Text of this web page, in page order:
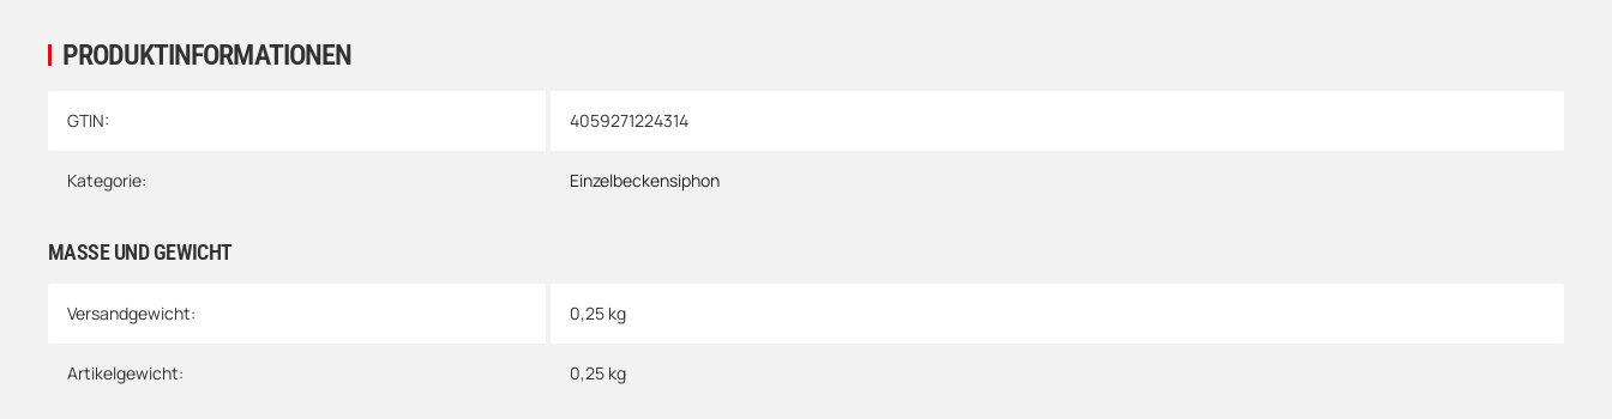
PRODUKTINFORMATIONEN
Produkteigenschaft
Wert
GTIN: 4059271224314
Kategorie: Einzelbeckensiphon
MASSE UND GEWICHT
Versandgewicht: 0,25 kg
Artikelgewicht: 0,25 kg